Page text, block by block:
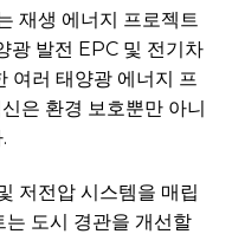
재생 에너지 프로젝트
광 발전 EPC 및 전기차
여러 태양광 에너지 프
은 환경 보호뿐만 아니
저전압 시스템을 매립
도시 경관을 개선할